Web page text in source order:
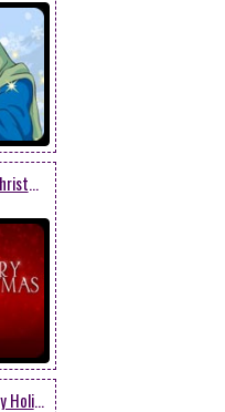
Quà Noel Và Chữ Merry Christmas
Merry Christmas & Happy Holidays